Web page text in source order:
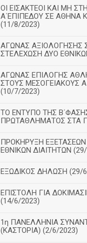
ΟΙ ΕΙΣΑΚΤΕΟΙ ΚΑΙ ΜΗ
Α΄ΕΠΙΠΕΔΟΥ ΣΕ ΑΘΗΝΑ
(11/8/2023)
ΑΓΩΝΑΣ ΑΞΙΟΛΟΓΗΣΗΣ
ΣΤΕΛΕΧΩΣΗ ΔΥΟ
ΑΓΩΝΑΣ ΕΠΙΛΟΓΗΣ
ΣΤΟΥΣ ΜΕΣΟΓΕΙΑΚΟΥΣ
(10/7/2023)
ΤΟ ΕΝΤΥΠΟ ΤΗΣ
ΠΡΩΤΑΘΛΗΜΑΤΟΣ ΣΤΑ
ΠΡΟΚΗΡΥΞΗ
ΕΘΝΙΚΩΝ ΔΙΑΙΤΗΤΩΝ
ΕΞΩΔΙΚΟΣ ΔΗΛΩΣΗ (29/
ΕΠΙΣΤΟΛΗ ΓΙΑ
(14/6/2023)
1η ΠΑΝΕΛΛΗΝΙΑ
(ΚΑΣΤΟΡΙΑ) (2/6/2023)